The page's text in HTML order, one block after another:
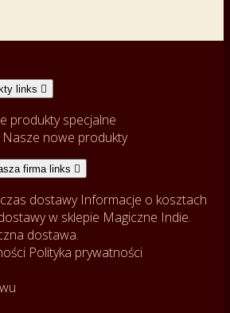
links 
produkty specjalne
Nasze nowe produkty
firma links 
czas dostawy Informacje o kosztach
w sklepie Magiczne Indie.
dostawa.
Polityka prywatności